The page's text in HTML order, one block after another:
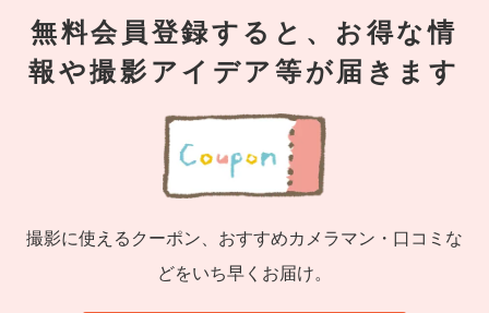
無料会員登録すると、お得な情
報や撮影アイデア等が届きます
撮影に使えるクーポン、おすすめカメラマン・口コミな
どをいち早くお届け。